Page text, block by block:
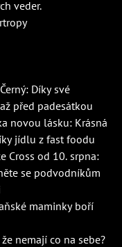
veder.
Díky své
před padesátkou
novou lásku: Krásná
jídlu z fast foodu
Cross od 10. srpna:
se podvodníkům
maminky boří
nemají co na sebe?